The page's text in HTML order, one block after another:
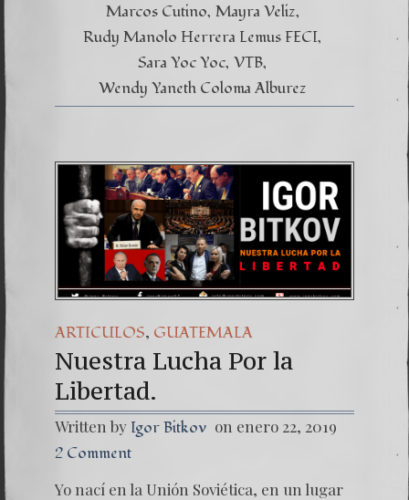
Marcos Cutino Mayra Veliz
Rudy Manolo Herrera Lemus FECI
Sara Yoc Yoc VTB
Wendy Yaneth Coloma Alburez
ARTICULOS, GUATEMALA
Nuestra Lucha Por la
Libertad.
Written by Igor Bitkov on enero 22, 2019
2 Comment
Yo nací en la Unión Soviética, en un lugar